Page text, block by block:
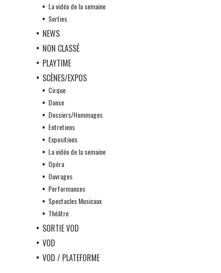
La vidéo de la semaine
Sorties
NEWS
NON CLASSÉ
PLAYTIME
SCÈNES/EXPOS
Cirque
Danse
Dossiers/Hommages
Entretiens
Expositions
La vidéo de la semaine
Opéra
Ouvrages
Performances
Spectacles Musicaux
Théâtre
SORTIE VOD
VOD
VOD / PLATEFORME